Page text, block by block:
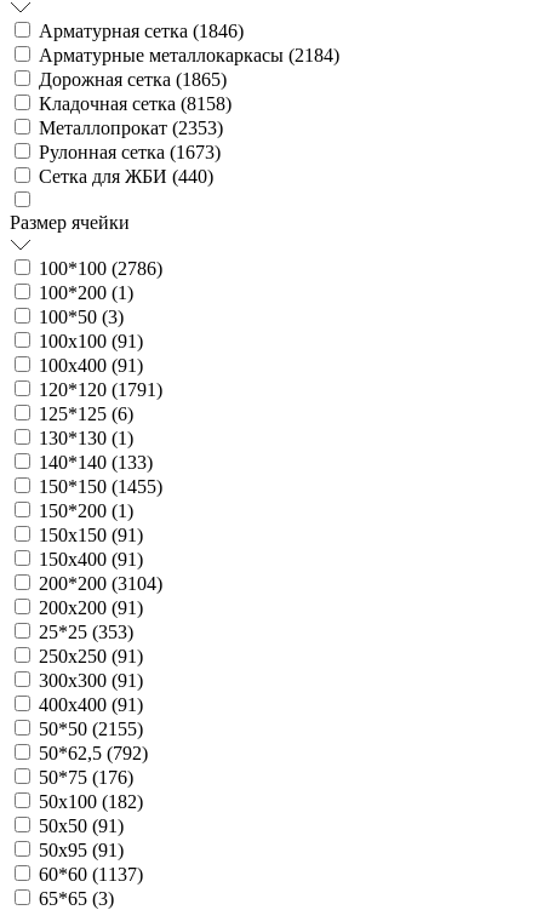
Арматурная сетка (1846)
Арматурные металлокаркасы (2184)
Дорожная сетка (1865)
Кладочная сетка (8158)
Металлопрокат (2353)
Рулонная сетка (1673)
Сетка для ЖБИ (440)
Размер ячейки
100*100 (2786)
100*200 (1)
100*50 (3)
100х100 (91)
100х400 (91)
120*120 (1791)
125*125 (6)
130*130 (1)
140*140 (133)
150*150 (1455)
150*200 (1)
150х150 (91)
150х400 (91)
200*200 (3104)
200х200 (91)
25*25 (353)
250х250 (91)
300х300 (91)
400х400 (91)
50*50 (2155)
50*62,5 (792)
50*75 (176)
50х100 (182)
50х50 (91)
50х95 (91)
60*60 (1137)
65*65 (3)